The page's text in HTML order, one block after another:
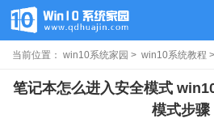
当前位置： win10系统家园 > win10系统教程
win10
笔记本怎么进入安全模式
模式步骤